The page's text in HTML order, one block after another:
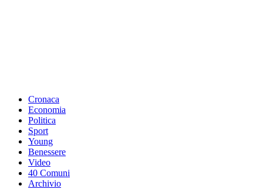
Cronaca
Economia
Politica
Sport
Young
Benessere
Video
40 Comuni
Archivio